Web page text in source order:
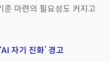
준 마련의 필요성도 커지고
자기 진화’ 경고